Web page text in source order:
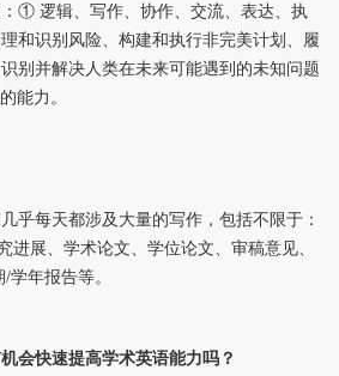
① 逻辑、写作、协作、交流、表达、执
和识别风险、构建和执行非完美计划、履
别并解决人类在未来可能遇到的未知问题
能力。
每天都涉及大量的写作，包括不限于：
进展、学术论文、学位论文、审稿意见、
年报告等。
会快速提高学术英语能力吗？